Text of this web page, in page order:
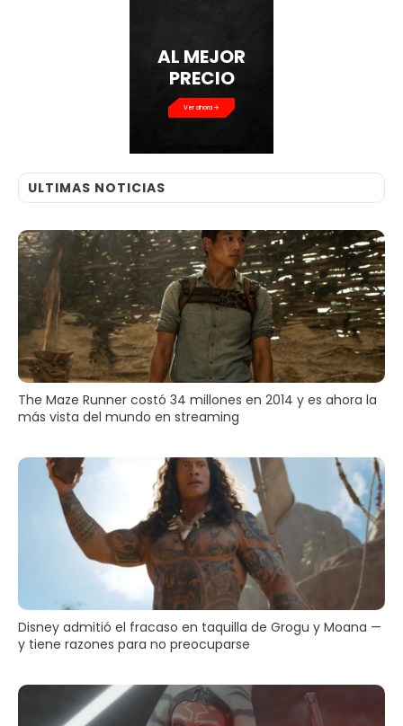
AL MEJOR
PRECIO
Ver ahora
ULTIMAS NOTICIAS
The Maze Runner costó 34 millones en 2014 y es ahora la
más vista del mundo en streaming
Disney admitió el fracaso en taquilla de Grogu y Moana —
y tiene razones para no preocuparse